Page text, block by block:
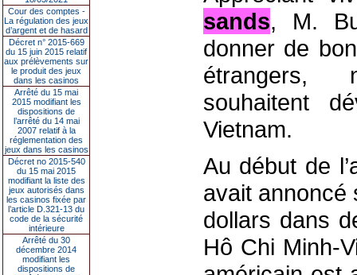
Cour des comptes -
La régulation des jeux
d’argent et de hasard
Décret n° 2015-669
du 15 juin 2015 relatif
aux prélèvements sur
le produit des jeux
dans les casinos
Arrêté du 15 mai
2015 modifiant les
dispositions de
l’arrêté du 14 mai
2007 relatif à la
réglementation des
jeux dans les casinos
Décret no 2015-540
du 15 mai 2015
modifiant la liste des
jeux autorisés dans
les casinos fixée par
l’article D.321-13 du
code de la sécurité
intérieure
Arrêté du 30
décembre 2014
modifiant les
dispositions de
sands, M.
donner de
étrangers,
souhaitent
Vietnam.
Au début de
avait annoncé
dollars dans
Hô Chi Minh-